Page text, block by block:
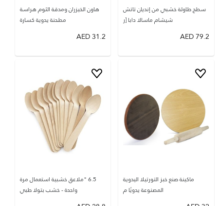
سطح طاولة خشبي من إنديان تاتش
شيشام ماسالا دابا [ر
79.2
AED
هاون الخيزران ومدقة الثوم هراسة
مطحنة يدوية كسارة
31.2
AED
ماكينة صنع خبز التورتيلا اليدوية
المصنوعة يدويًا م
6.5 "ملاعق خشبية استعمال مرة
واحدة - خشب بتولا طبي